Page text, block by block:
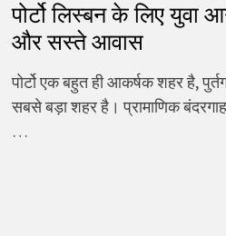
पोर्टो लिस्बन के लिए युवा
और सस्ते आवास
पोर्टो एक बहुत ही आकर्षक शहर है,
सबसे बड़ा शहर है। प्रामाणिक
…